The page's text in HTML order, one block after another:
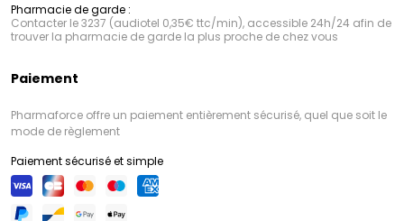
Pharmacie de garde :
Contacter le 3237 (audiotel 0,35€ ttc/min), accessible 24h/24 afin de
trouver la pharmacie de garde la plus proche de chez vous
Paiement
Pharmaforce offre un paiement entièrement sécurisé, quel que soit le
mode de règlement
Paiement sécurisé et simple